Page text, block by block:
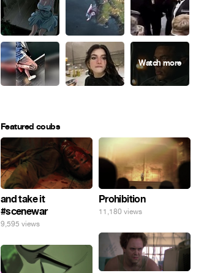
Featured coubs
and take it
#scenewar
9,595 views
Prohibition
11,180 views